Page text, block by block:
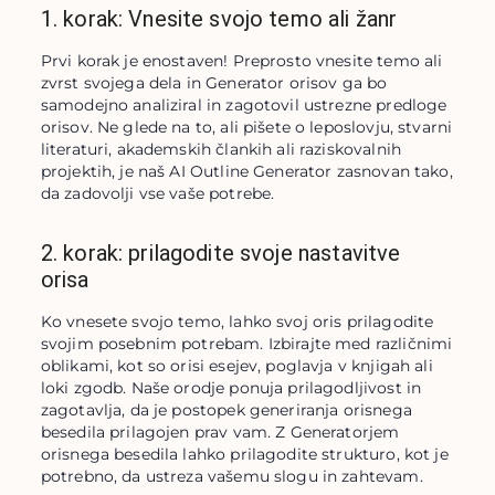
1. korak: Vnesite svojo temo ali žanr
Prvi korak je enostaven! Preprosto vnesite temo ali
zvrst svojega dela in Generator orisov ga bo
samodejno analiziral in zagotovil ustrezne predloge
orisov. Ne glede na to, ali pišete o leposlovju, stvarni
literaturi, akademskih člankih ali raziskovalnih
projektih, je naš AI Outline Generator zasnovan tako,
da zadovolji vse vaše potrebe.
2. korak: prilagodite svoje nastavitve
orisa
Ko vnesete svojo temo, lahko svoj oris prilagodite
svojim posebnim potrebam. Izbirajte med različnimi
oblikami, kot so orisi esejev, poglavja v knjigah ali
loki zgodb. Naše orodje ponuja prilagodljivost in
zagotavlja, da je postopek generiranja orisnega
besedila prilagojen prav vam. Z Generatorjem
orisnega besedila lahko prilagodite strukturo, kot je
potrebno, da ustreza vašemu slogu in zahtevam.